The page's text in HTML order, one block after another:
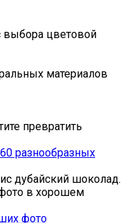
выбора цветовой
материалов
превратить
разнообразных
дубайский шоколад.
в хорошем
фото